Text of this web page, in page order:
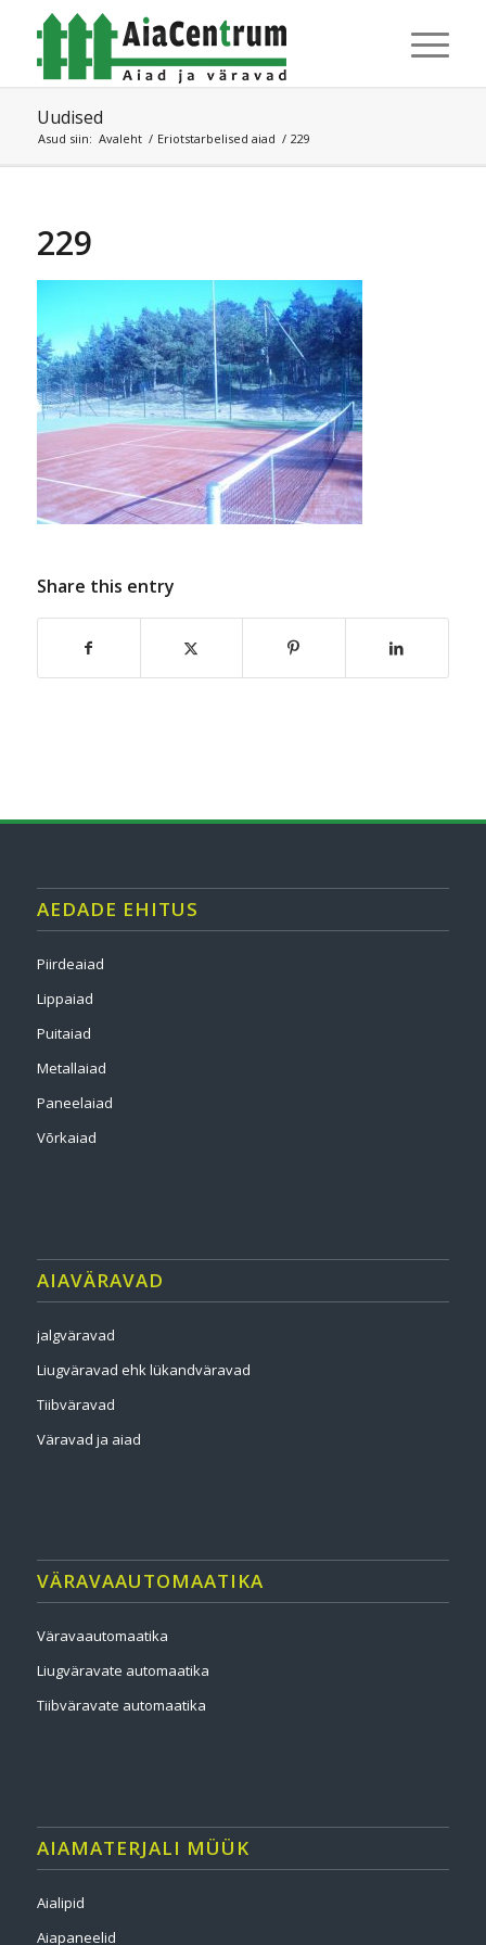
Uudised
Asud siin: Avaleht / Eriotstarbelised aiad / 229
229
Share this entry
AEDADE EHITUS
Piirdeaiad
Lippaiad
Puitaiad
Metallaiad
Paneelaiad
Võrkaiad
AIAVÄRAVAD
jalgväravad
Liugväravad ehk lükandväravad
Tiibväravad
Väravad ja aiad
VÄRAVAAUTOMAATIKA
Väravaautomaatika
Liugväravate automaatika
Tiibväravate automaatika
AIAMATERJALI MÜÜK
Aialipid
Aiapaneelid